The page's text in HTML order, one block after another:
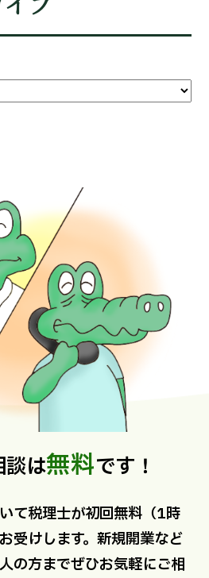
談は無料です！
て税理士が初回無料（1時
受けします。新規開業など
の方までぜひお気軽にご相